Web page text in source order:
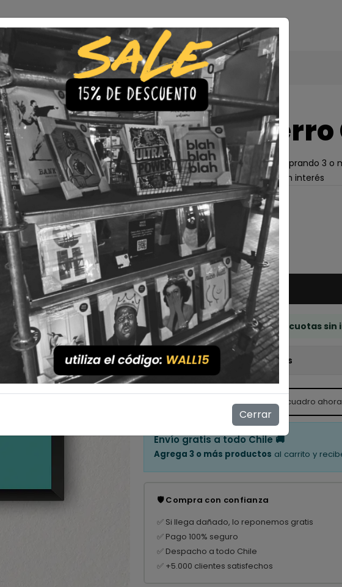
IluminaciónPrecios de cuadros & láminasPlazos de Entrega
|Cuadro Perro
🇨🇱 Envío gratis a todo Chile comprando 3 o
💎 Calidad Premium💳 3 Cuotas sin interés
TAMAÑO
30x40 40x60
LÁMINA
Con Marco Sin Marco
Cantidad
💳 Compra ahora y paga en 3 cuotas
Mostrar stock de ubicaciones
personas están viendo este cuadro ahora
Envío gratis a todo Chile 🚚
Agrega 3 o más productos al carrito y
🛡️ Compra con confianza
✅ Si llega dañado, lo reponemos gratis
✅ Pago 100% seguro
✅ Despacho a todo Chile
✅ +5.000 clientes satisfechos
Cerrar